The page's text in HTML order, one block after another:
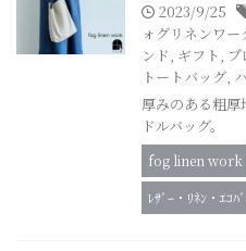
2023/9/25
ォグリネンワー
ンド, ギフト,
トートバッグ,
厚みのある粗
ドルバッグ。
fog linen work
ﾚｻﾞｰ・ﾘﾈﾝ・ｴｺﾊ